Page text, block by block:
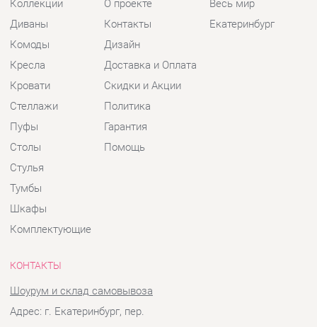
Пуфы
Столы
Стулья
Тумбы
Шкафы
Комплектующие
Политика
Помощь
КОНТАКТЫ
Шоурум и склад самовывоза
Адрес: г. Екатеринбург, пер.
Базовый, 47
Часы работы:
Пн - Пт:10:00 - 18:00 (GMT+5)
Отправить сообщение